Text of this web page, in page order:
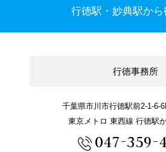
行徳駅・妙典駅から
行徳事務所
千葉県市川市行徳駅前2-1-6-
東京メトロ 東西線 行徳駅
047-359-